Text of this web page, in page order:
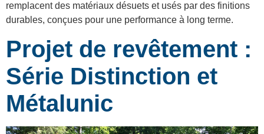
remplacent des matériaux désuets et usés par des finitions
durables, conçues pour une performance à long terme.
Projet de revêtement :
Série Distinction et
Métalunic